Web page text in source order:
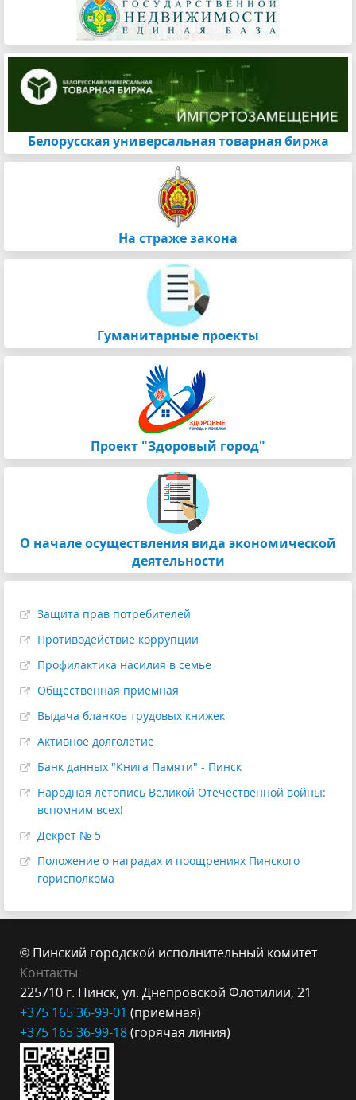
Белорусская универсальная товарная биржа
На страже закона
Гуманитарные проекты
Проект "Здоровый город"
О начале осуществления вида экономической
деятельности
Защита прав потребителей
Противодействие коррупции
Профилактика насилия в семье
Общественная приемная
Выдача бланков трудовых книжек
Активное долголетие
Банк данных "Книга Памяти" - Пинск
Народная летопись Великой Отечественной войны:
вспомним всех!
Декрет № 5
Положение о наградах и поощрениях Пинского
горисполкома
© Пинский городской исполнительный комитет
Контакты
225710 г. Пинск, ул. Днепровской Флотилии, 21
+375 165 36-99-01 (приемная)
+375 165 36-99-18(горячая линия)